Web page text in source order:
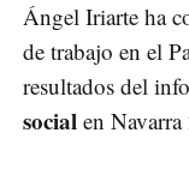
Ángel Iriarte ha
de trabajo en el
resultados del
social en